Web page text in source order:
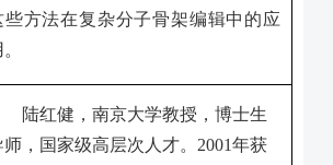
些方法在复杂分子骨架编辑中的应
陆红健，南京大学教授，博士生
师，国家级高层次人才。 2001年获